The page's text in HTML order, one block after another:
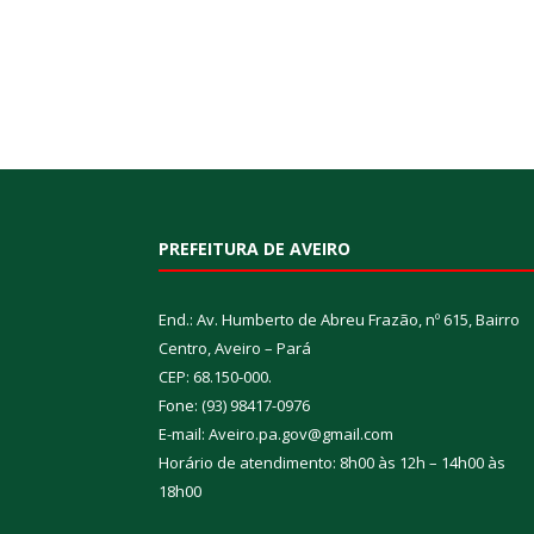
PREFEITURA DE AVEIRO
End.: Av. Humberto de Abreu Frazão, nº 615, Bairro
Centro, Aveiro – Pará
CEP: 68.150-000.
Fone: (93) 98417-0976
E-mail: Aveiro.pa.gov@gmail.com
Horário de atendimento: 8h00 às 12h – 14h00 às
18h00